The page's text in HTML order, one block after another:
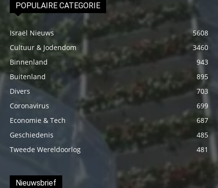
POPULAIRE CATEGORIE
Israël Nieuws
5608
Cultuur & Jodendom
3460
Binnenland
943
Buitenland
895
Divers
703
Coronavirus
699
Economie & Tech
687
Geschiedenis
485
Tweede Wereldoorlog
481
Nieuwsbrief